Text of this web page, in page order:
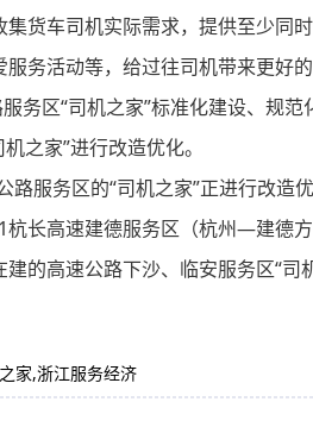
货车司机实际需求，提供至少同
务活动等，给过往司机带来更好
区“司机之家”标准化建设、规范
之家”进行改造优化。
服务区的“司机之家”正进行改造
长高速建德服务区（杭州—建德
的高速公路下沙、临安服务区“
家,浙江服务经济